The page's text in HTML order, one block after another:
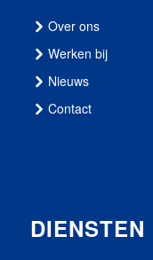
Over ons
Werken bij
Nieuws
Contact
DIENSTEN